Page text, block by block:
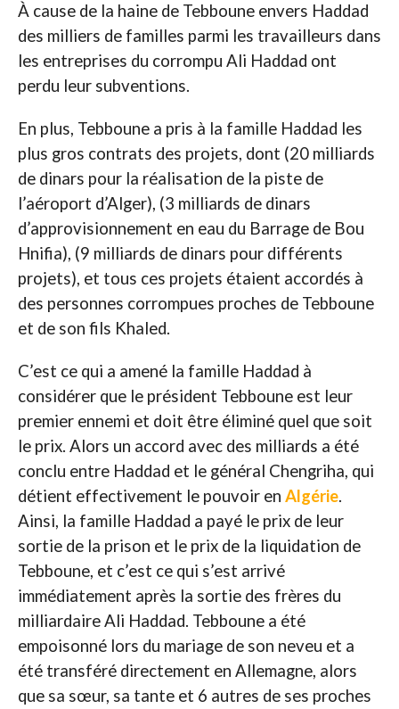
À cause de la haine de Tebboune envers Haddad
des milliers de familles parmi les travailleurs dans
les entreprises du corrompu Ali Haddad ont
perdu leur subventions.
En plus, Tebboune a pris à la famille Haddad les
plus gros contrats des projets, dont (20 milliards
de dinars pour la réalisation de la piste de
l’aéroport d’Alger), (3 milliards de dinars
d’approvisionnement en eau du Barrage de Bou
Hnifia), (9 milliards de dinars pour différents
projets), et tous ces projets étaient accordés à
des personnes corrompues proches de Tebboune
et de son fils Khaled.
C’est ce qui a amené la famille Haddad à
considérer que le président Tebboune est leur
premier ennemi et doit être éliminé quel que soit
le prix. Alors un accord avec des milliards a été
conclu entre Haddad et le général Chengriha, qui
détient effectivement le pouvoir en Algérie.
Ainsi, la famille Haddad a payé le prix de leur
sortie de la prison et le prix de la liquidation de
Tebboune, et c’est ce qui s’est arrivé
immédiatement après la sortie des frères du
milliardaire Ali Haddad. Tebboune a été
empoisonné lors du mariage de son neveu et a
été transféré directement en Allemagne, alors
que sa sœur, sa tante et 6 autres de ses proches